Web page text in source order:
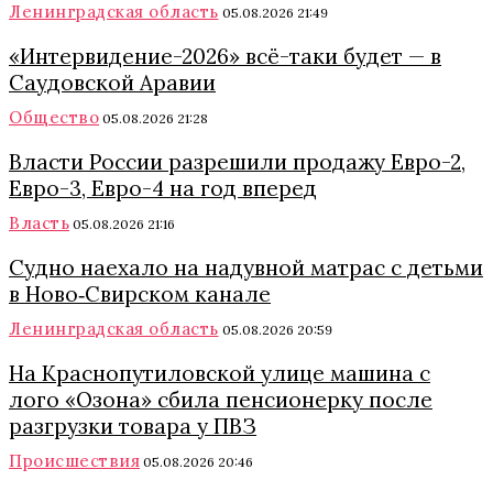
Ленинградская область 05.08.2026 21:49
«Интервидение-2026» всё-таки будет — в
Саудовской Аравии
Общество 05.08.2026 21:28
Власти России разрешили продажу Евро-2,
Евро-3, Евро-4 на год вперед
Власть 05.08.2026 21:16
Судно наехало на надувной матрас с детьми
в Ново‑Свирском канале
Ленинградская область 05.08.2026 20:59
На Краснопутиловской улице машина с
лого «Озона» сбила пенсионерку после
разгрузки товара у ПВЗ
Происшествия 05.08.2026 20:46